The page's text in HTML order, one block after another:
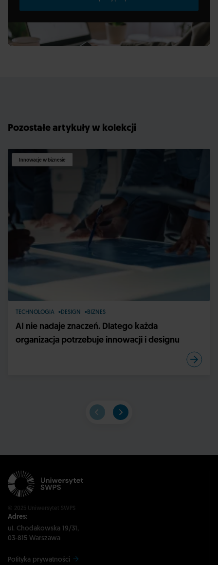
Pozostałe artykuły w kolekcji
Innowacje w biznesie
TECHNOLOGIA DESIGN BIZNES
AI nie nadaje znaczeń. Dlatego każda
organizacja potrzebuje innowacji i designu
© 2025 Uniwersytet SWPS
Adres:
ul. Chodakowska 19/31,
03-815 Warszawa
Polityka prywatności